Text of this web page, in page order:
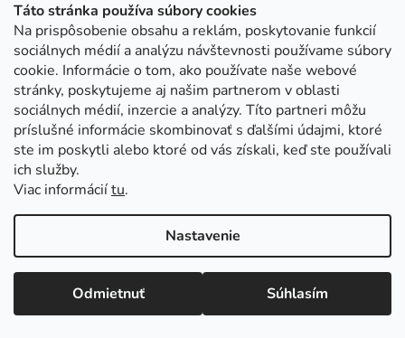
Táto stránka používa súbory cookies
Na prispôsobenie obsahu a reklám, poskytovanie funkcií
sociálnych médií a analýzu návštevnosti používame súbory
cookie. Informácie o tom, ako používate naše webové
stránky, poskytujeme aj našim partnerom v oblasti
sociálnych médií, inzercie a analýzy. Títo partneri môžu
príslušné informácie skombinovať s ďalšími údajmi, ktoré
ste im poskytli alebo ktoré od vás získali, keď ste používali
ich služby.
Viac informáciítu.
Nastavenie
Odmietnuť Súhlasím